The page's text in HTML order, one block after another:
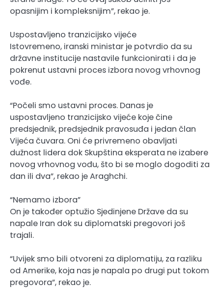
opasnijim i kompleksnijim”, rekao je.
Uspostavljeno tranzicijsko vijeće
Istovremeno, iranski ministar je potvrdio da su
državne institucije nastavile funkcionirati i da je
pokrenut ustavni proces izbora novog vrhovnog
vođe.
“Počeli smo ustavni proces. Danas je
uspostavljeno tranzicijsko vijeće koje čine
predsjednik, predsjednik pravosuđa i jedan član
Vijeća čuvara. Oni će privremeno obavljati
dužnost lidera dok Skupština eksperata ne izabere
novog vrhovnog vođu, što bi se moglo dogoditi za
dan ili dva”, rekao je Araghchi.
“Nemamo izbora”
On je također optužio Sjedinjene Države da su
napale Iran dok su diplomatski pregovori još
trajali.
“Uvijek smo bili otvoreni za diplomatiju, za razliku
od Amerike, koja nas je napala po drugi put tokom
pregovora”, rekao je.